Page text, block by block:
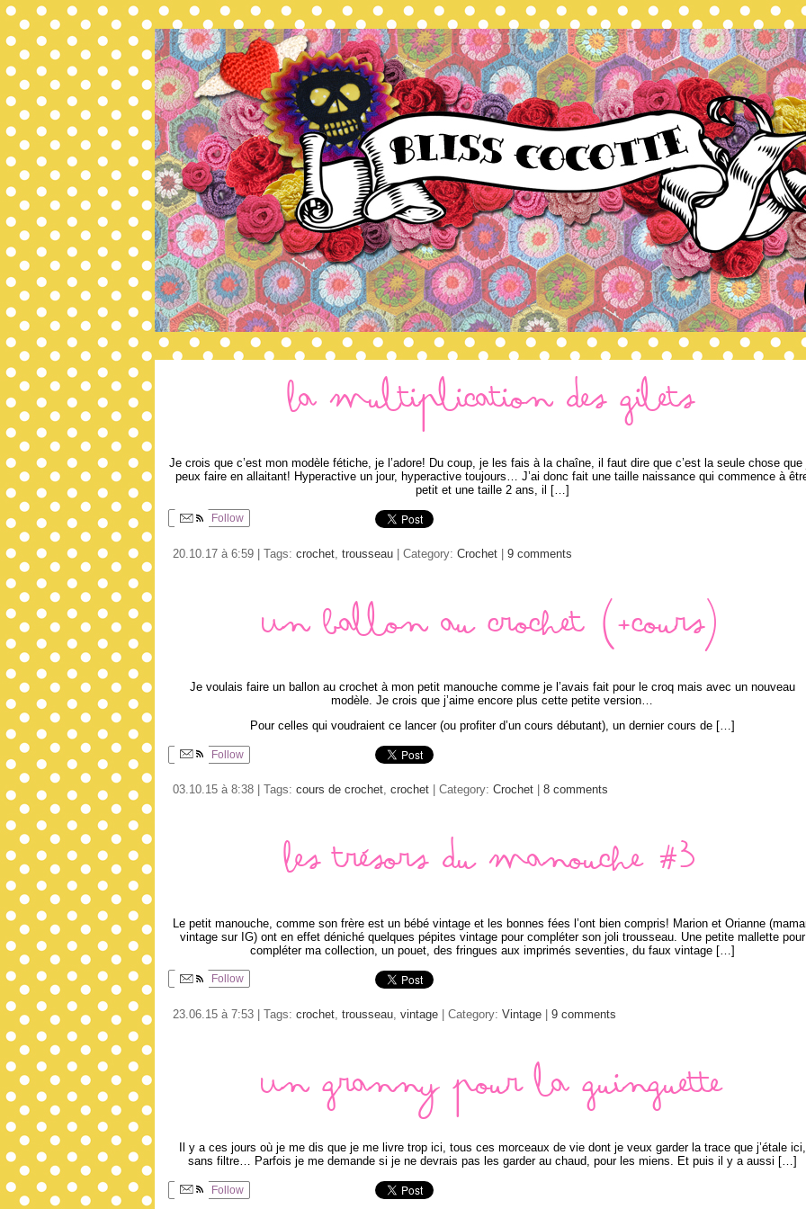
La multiplication des gilets
Je crois que c’est mon modèle fétiche, je l’adore! Du coup, je les fais à la chaîne, il faut dire que c’est la seule chose que
peux faire en allaitant! Hyperactive un jour, hyperactive toujours… J’ai donc fait une taille naissance qui commence à
petit et une taille 2 ans, il […]
Follow
20.10.17 à 6:59 | Tags: crochet trousseau | Category: Crochet | 9 comments
Un ballon au crochet (+cours)
Je voulais faire un ballon au crochet à mon petit manouche comme je l’avais fait pour le croq mais avec un nouveau
modèle. Je crois que j’aime encore plus cette petite version…
Pour celles qui voudraient ce lancer (ou profiter d’un cours débutant), un dernier cours de […]
Follow
03.10.15 à 8:38 | Tags: cours de crochet crochet | Category: Crochet 8 comments
Les trésors du manouche #3
Le petit manouche, comme son frère est un bébé vintage et les bonnes fées l’ont bien compris! Marion et Orianne
vintage sur IG) ont en effet déniché quelques pépites vintage pour compléter son joli trousseau. Une petite mallette pour
compléter ma collection, un pouet, des fringues aux imprimés seventies, du faux vintage […]
Follow
23.06.15 à 7:53 | Tags: crochet trousseau vintage | Category: Vintage | 9 comments
Un granny pour la guinguette
Il y a ces jours où je me dis que je me livre trop ici, tous ces morceaux de vie dont je veux garder la trace que j’étale ici,
sans filtre… Parfois je me demande si je ne devrais pas les garder au chaud, pour les miens. Et puis il y a aussi […]
Follow